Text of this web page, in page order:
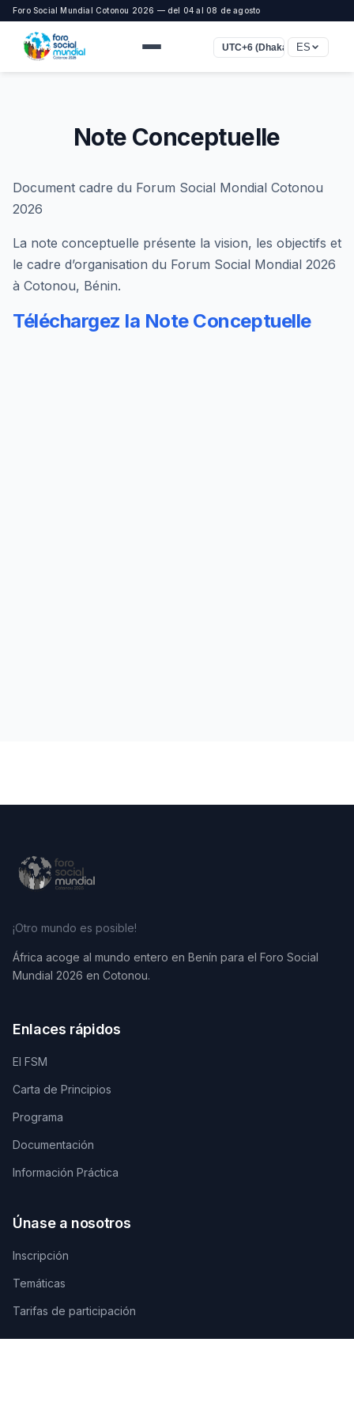
Foro Social Mundial Cotonou 2026 — del 04 al 08 de agosto
UTC+6 (Dhaka) ES
Note Conceptuelle
Document cadre du Forum Social Mondial Cotonou
2026
La note conceptuelle présente la vision, les objectifs et
le cadre d’organisation du Forum Social Mondial 2026
à Cotonou, Bénin.
Téléchargez la Note Conceptuelle
¡Otro mundo es posible!
África acoge al mundo entero en Benín para el Foro Social
Mundial 2026 en Cotonou.
Enlaces rápidos
El FSM
Carta de Principios
Programa
Documentación
Información Práctica
Únase a nosotros
Inscripción
Temáticas
Tarifas de participación